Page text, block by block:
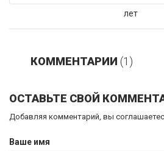
лет
КОММЕНТАРИИ (1)
ОСТАВЬТЕ СВОЙ
Добавляя комментарий, вы
Ваше имя